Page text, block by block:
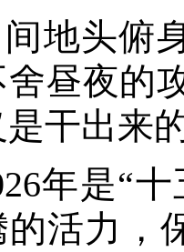
间地头俯
舍昼夜的
干出来
年是“
的活力，